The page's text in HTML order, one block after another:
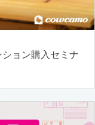
ョン購入セミナ